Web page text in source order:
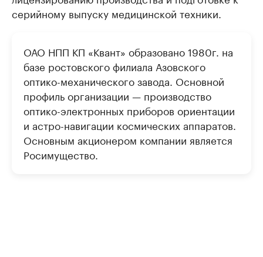
серийному выпуску медицинской техники.
ОАО НПП КП «Квант» образовано 1980г. на
базе ростовского филиала Азовского
оптико-механического завода. Основной
профиль организации — производство
оптико-электронных приборов ориентации
и астро-навигации космических аппаратов.
Основным акционером компании является
Росимущество.